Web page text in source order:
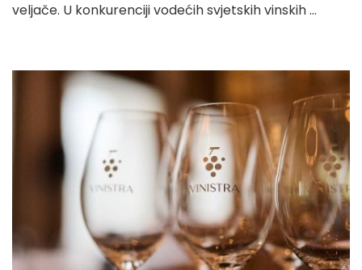
veljače. U konkurenciji vodećih svjetskih vinskih …